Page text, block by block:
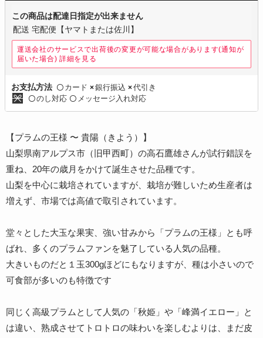
この商品は配達日指定が出来ません
配送 宅配便【ヤマトまたは佐川】
運送会社のサービスで出荷後の変更が可能な場合があります(通知が
届いた場合) 詳細を見る
お支払方法 〇 カード ×銀行振込 ×代引き
〇のし対応 〇 メッセージ入れ対応
【プラムの王様 〜 貴陽（きよう）】
山梨県南アルプス市（旧甲西町）の高石鷹雄さんが試行錯誤を
重ね、20年の歳月をかけて誕生させた品種です。
山梨を中心に栽培されていますが、栽培が難しいため生産者は
増えず、市場では高値で取引されています。
堂々とした大玉な果実、強い甘みから「プラムの王様」とも呼
ばれ、多くのプラムファンを魅了している人気の品種。
大きいものだと１玉300gほどにもなりますが、種は小さいので
可食部が多いのも特徴です
同じく高級プラムとして人気の「秋姫」や「峰満イエロー」と
は違い、熟成させてトロトロの味わいを楽しむよりは、まだ皮